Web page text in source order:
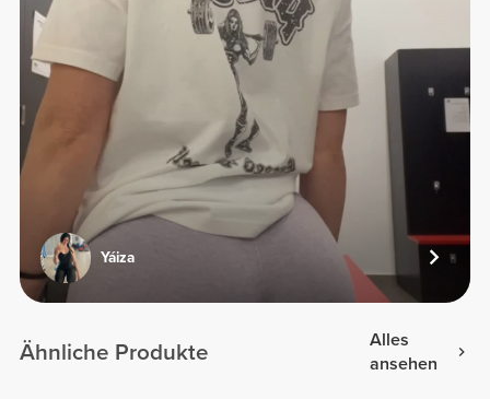
Yáiza
Ähnliche Produkte
Alles
ansehen